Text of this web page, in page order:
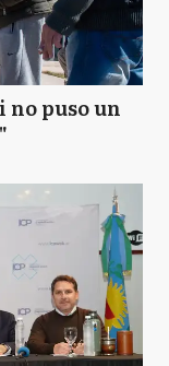
no puso un